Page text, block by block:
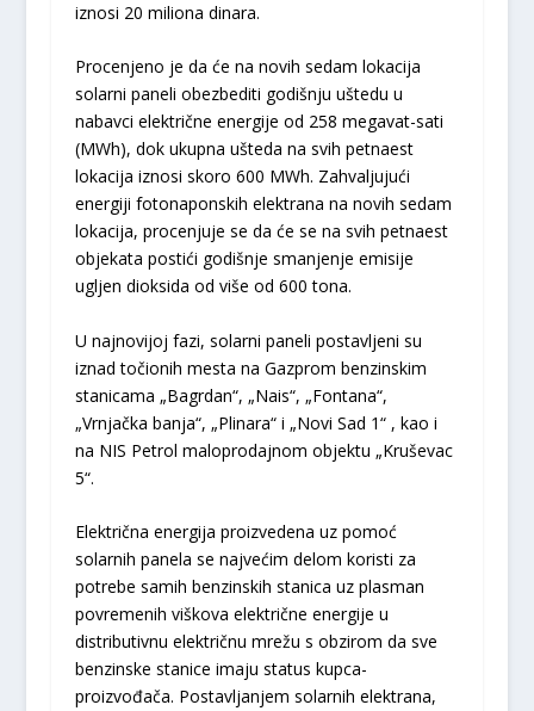
iznosi 20 miliona dinara.
Procenjeno je da će na novih sedam lokacija
solarni paneli obezbediti godišnju uštedu u
nabavci električne energije od 258 megavat-sati
(MWh), dok ukupna ušteda na svih petnaest
lokacija iznosi skoro 600 MWh. Zahvaljujući
energiji fotonaponskih elektrana na novih sedam
lokacija, procenjuje se da će se na svih petnaest
objekata postići godišnje smanjenje emisije
ugljen dioksida od više od 600 tona.
U najnovijoj fazi, solarni paneli postavljeni su
iznad točionih mesta na Gazprom benzinskim
stanicama „Bagrdan“, „Nais“, „Fontana“,
„Vrnjačka banja“, „Plinara“ i „Novi Sad 1“ , kao i
na NIS Petrol maloprodajnom objektu „Kruševac
5“.
Električna energija proizvedena uz pomoć
solarnih panela se najvećim delom koristi za
potrebe samih benzinskih stanica uz plasman
povremenih viškova električne energije u
distributivnu električnu mrežu s obzirom da sve
benzinske stanice imaju status kupca-
proizvođača. Postavljanjem solarnih elektrana,